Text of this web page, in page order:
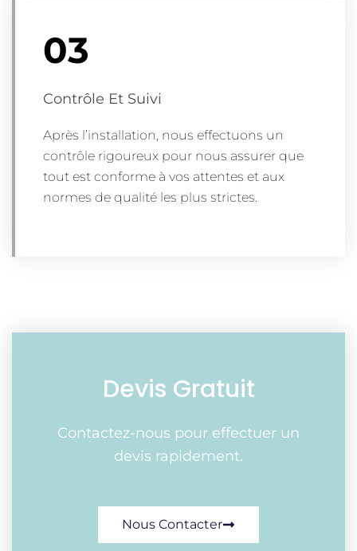
03
Contrôle Et Suivi
Après l’installation, nous effectuons un
contrôle rigoureux pour nous assurer que
tout est conforme à vos attentes et aux
normes de qualité les plus strictes.
Devis Gratuit
Contactez-nous pour effectuer un
devis rapidement.
Nous Contacter